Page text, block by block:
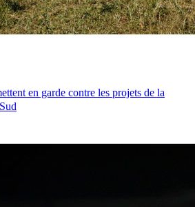
en garde contre les projets de la